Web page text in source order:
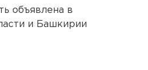
объявлена в
и Башкирии